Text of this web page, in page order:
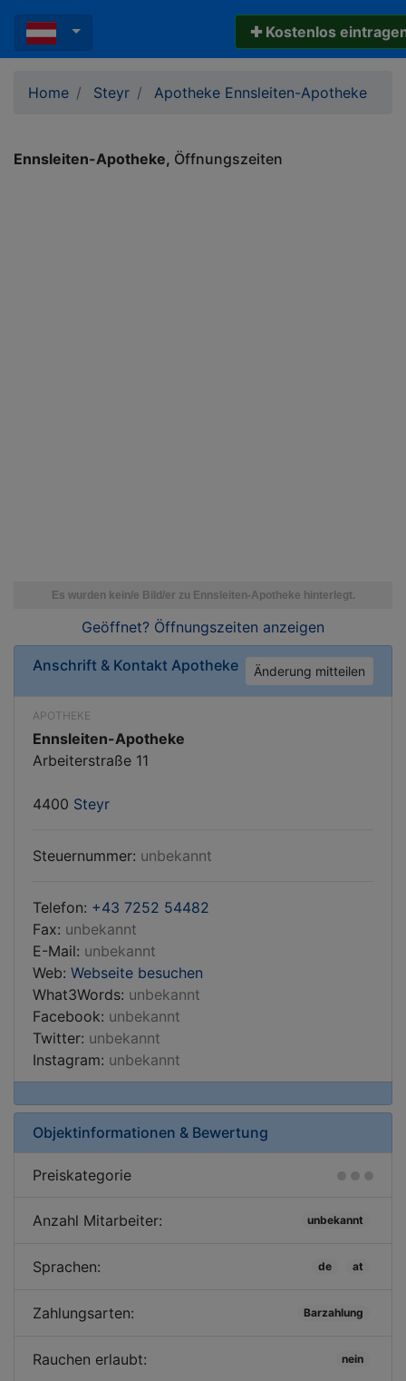
✚ Kostenlos
Home Steyr Apotheke Ennsleiten-Apotheke
Ennsleiten-Apotheke Öffnungszeiten
Geöffnet? Öffnungszeiten anzeigen
Anschrift & Kontakt Apotheke Änderung mitteilen
APOTHEKE
Ennsleiten-Apotheke
Arbeiterstraße 11
4400 Steyr
Steuernummer: unbekannt
Telefon: +43 7252 54482
Fax: unbekannt
E-Mail: unbekannt
Web: Webseite besuchen
What3Words: unbekannt
Facebook: unbekannt
Twitter: unbekannt
Instagram: unbekannt
Objektinformationen & Bewertung
Preiskategorie
Anzahl Mitarbeiter: unbekannt
Sprachen: de at
Zahlungsarten: Barzahlung
Rauchen erlaubt: nein